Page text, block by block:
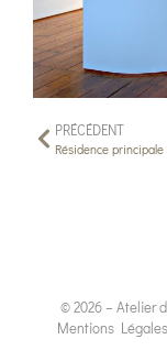
PRÉCÉDENT
Résidence
© 2026 – Atelier
Mentions Légales